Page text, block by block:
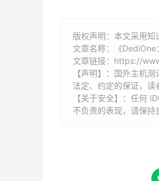
版权声明：本文采用
文章名称：《DediOne
文章链接： https://
【声明】：国外主机
法定、约定的保证，读
【关于安全】：任何
不负责的表现，请保持